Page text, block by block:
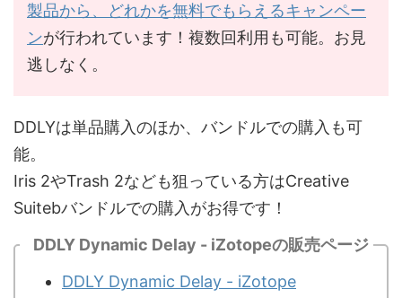
製品から、どれかを無料でもらえるキャンペー
ンが行われています！複数回利用も可能。お見
逃しなく。
DDLYは単品購入のほか、バンドルでの購入も可
能。
Iris 2やTrash 2なども狙っている方はCreative
Suitebバンドルでの購入がお得です！
DDLY Dynamic Delay - iZotopeの販売ページ
DDLY Dynamic Delay - iZotope